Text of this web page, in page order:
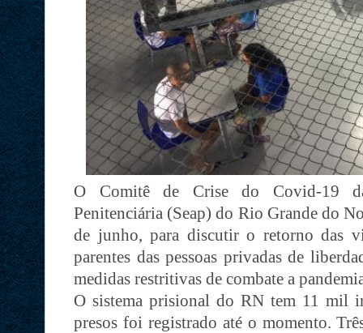
O Comitê de Crise do Covid-19
Penitenciária (Seap) do Rio Grande do
de junho, para discutir o retorno das
parentes das pessoas privadas de
medidas restritivas de combate a
O sistema prisional do RN tem 11 mil
presos foi registrado até o momento.